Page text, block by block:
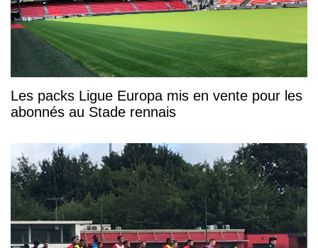
Les packs Ligue Europa mis en vente pour les
abonnés au Stade rennais